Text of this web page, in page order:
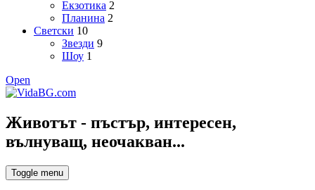
Екзотика 2
Планина 2
Светски 10
Звезди 9
Шоу 1
Open
Животът - пъстър, интересен,
вълнуващ, неочакван...
Toggle menu